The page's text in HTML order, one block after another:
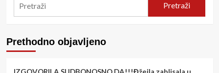
Pretraži
Prethodno objavljeno